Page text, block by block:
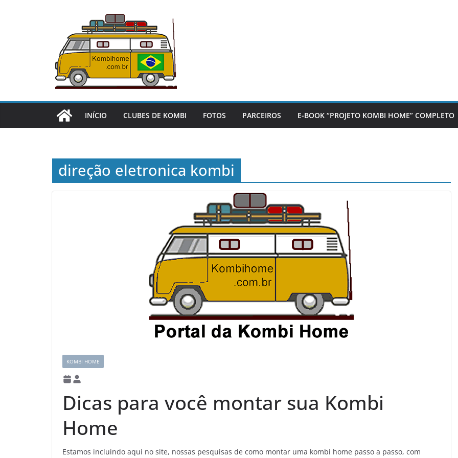
INÍCIO CLUBES DE KOMBI FOTOS PARCEIROS E-BOOK “PROJETO KOMBI HOME” COMPLETO
direção eletronica kombi
KOMBI HOME
Dicas para você montar sua Kombi
Home
Estamos incluindo aqui no site, nossas pesquisas de como montar uma kombi home passo a passo, com